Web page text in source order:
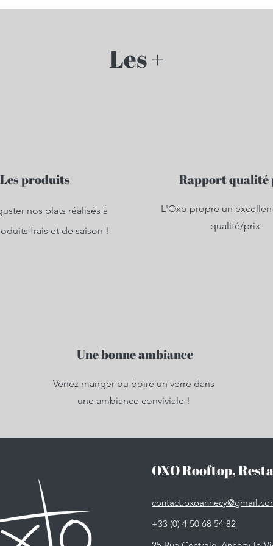
Les +
Les produits
nos plats réalisés à
frais et de saison !
Rapport
L'Oxo propre un
qualité/prix
Une bonne ambiance
Venez manger ou boire un verre dans
une ambiance conviviale !
OXO Rooftop,
+33 (0) 4 50 68 54 82